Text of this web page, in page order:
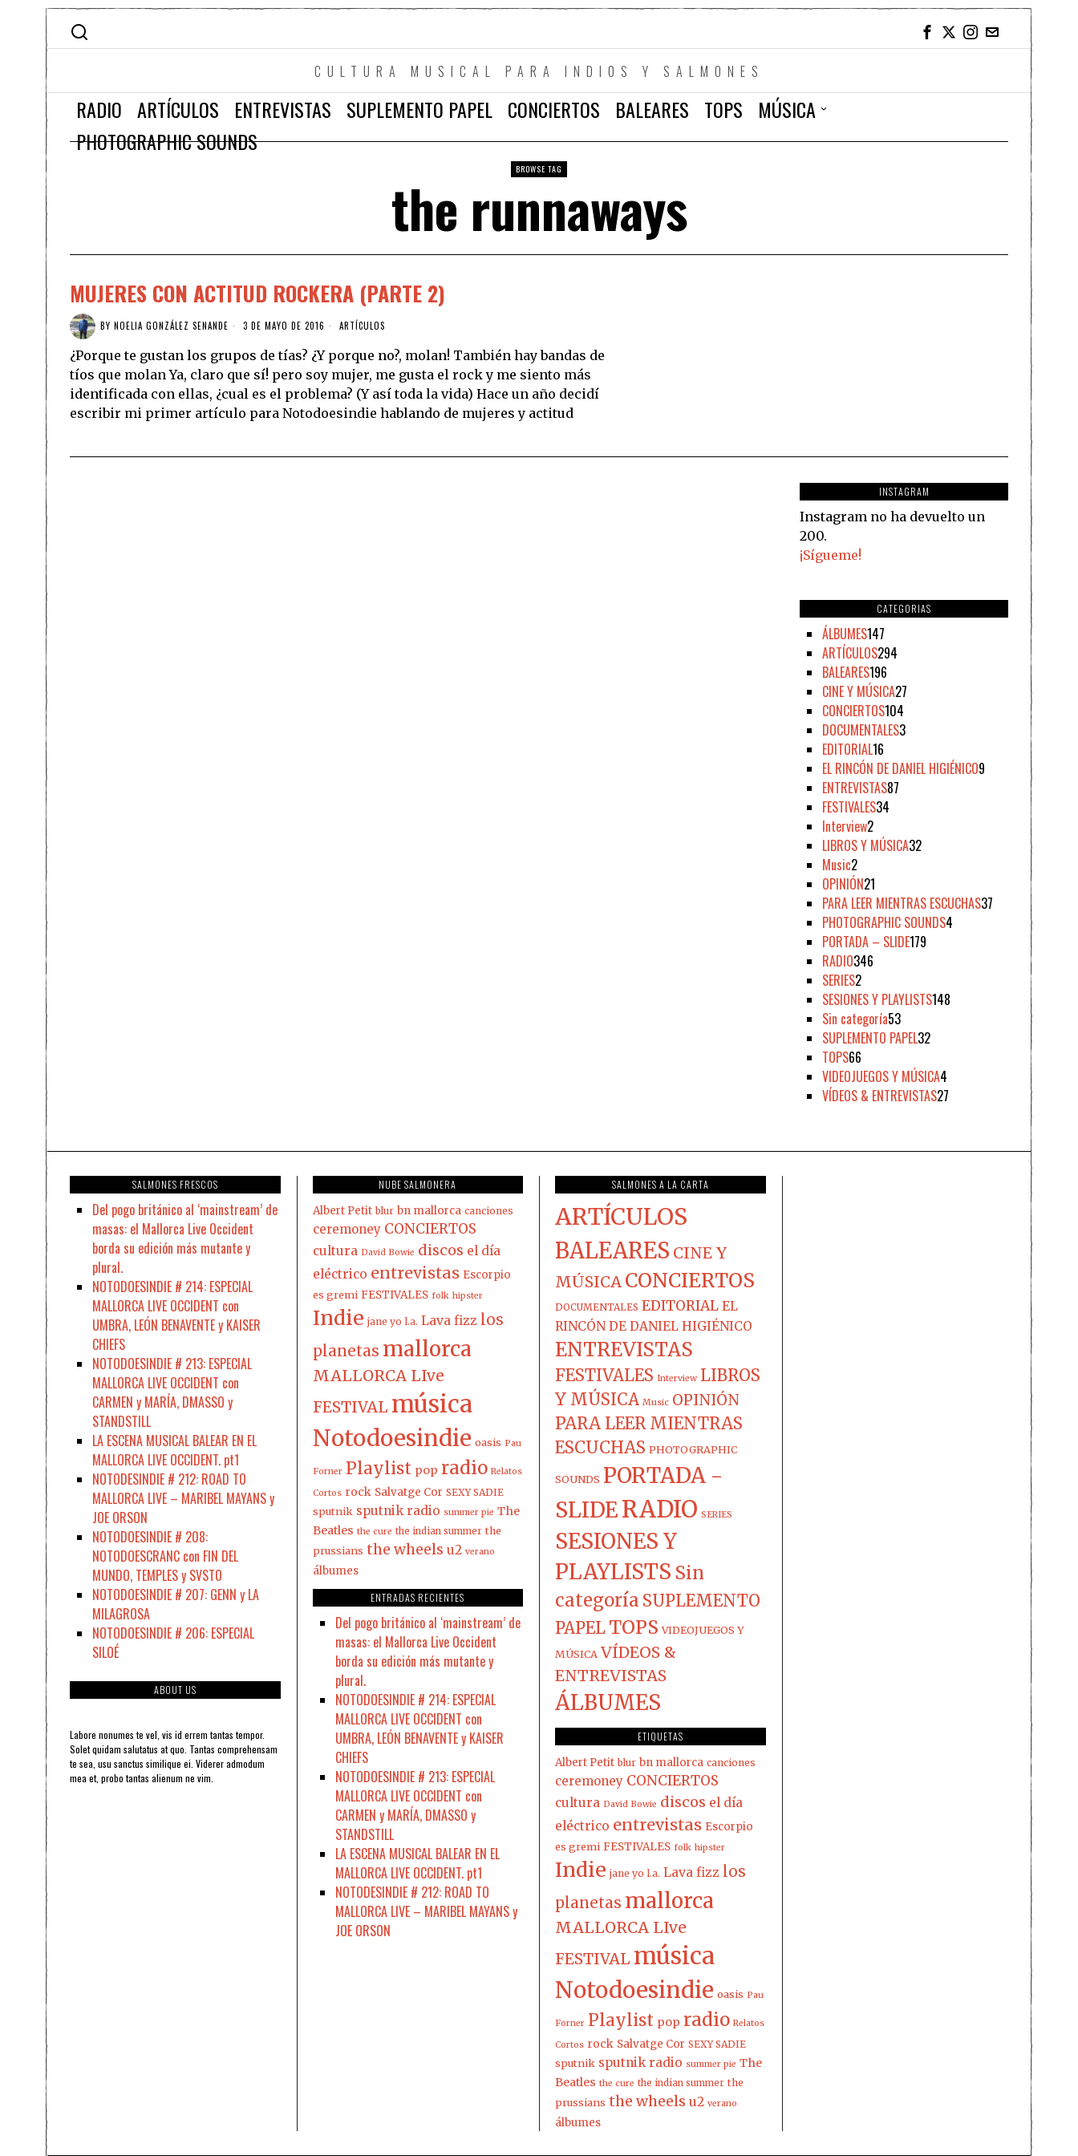
CULTURA MUSICAL PARA INDIOS Y SALMONES
RADIO ARTÍCULOS ENTREVISTAS SUPLEMENTO PAPEL CONCIERTOS BALEARES TOPS
MÚSICA
PHOTOGRAPHIC SOUNDS
BROWSE TAG
the runnaways
MUJERES CON ACTITUD ROCKERA (PARTE 2)
BY NOELIA GONZÁLEZ SENANDE 3 DE MAYO DE 2016 ARTÍCULOS
¿Porque te gustan los grupos de tías? ¿Y porque no?, molan! También hay bandas de
tíos que molan Ya, claro que sí! pero soy mujer, me gusta el rock y me siento más
identificada con ellas, ¿cual es el problema? (Y así toda la vida) Hace un año decidí
escribir mi primer artículo para Notodoesindie hablando de mujeres y actitud
INSTAGRAM
Instagram no ha devuelto un
200.
¡Sígueme!
CATEGORIAS
ÁLBUMES147
ARTÍCULOS294
BALEARES196
CINE Y MÚSICA27
CONCIERTOS104
DOCUMENTALES3
EDITORIAL16
EL RINCÓN DE DANIEL HIGIÉNICO9
ENTREVISTAS87
FESTIVALES34
Interview2
LIBROS Y MÚSICA32
Music2
OPINIÓN21
PARA LEER MIENTRAS ESCUCHAS37
PHOTOGRAPHIC SOUNDS4
PORTADA – SLIDE179
RADIO346
SERIES2
SESIONES Y PLAYLISTS148
Sin categoría53
SUPLEMENTO PAPEL32
TOPS66
VIDEOJUEGOS Y MÚSICA4
VÍDEOS & ENTREVISTAS27
SALMONES FRESCOS
Del pogo británico al ‘mainstream’ de
masas: el Mallorca Live Occident
borda su edición más mutante y
plural.
NOTODOESINDIE # 214: ESPECIAL
MALLORCA LIVE OCCIDENT con
UMBRA, LEÓN BENAVENTE y KAISER
CHIEFS
NOTODOESINDIE # 213: ESPECIAL
MALLORCA LIVE OCCIDENT con
CARMEN y MARÍA, DMASSO y
STANDSTILL
LA ESCENA MUSICAL BALEAR EN EL
MALLORCA LIVE OCCIDENT. pt1
NOTODESINDIE # 212: ROAD TO
MALLORCA LIVE – MARIBEL MAYANS y
JOE ORSON
NOTODOESINDIE # 208:
NOTODOESCRANC con FIN DEL
MUNDO, TEMPLES y SVSTO
NOTODOESINDIE # 207: GENN y LA
MILAGROSA
NOTODOESINDIE # 206: ESPECIAL
SILOÉ
ABOUT US
Labore nonumes te vel, vis id errem tantas tempor.
Solet quidam salutatus at quo. Tantas comprehensam
te sea, usu sanctus similique ei. Viderer admodum
mea et, probo tantas alienum ne vim.
NUBE SALMONERA
Albert Petit blur bn mallorca canciones
ceremoney CONCIERTOS
cultura David Bowie discos el día
eléctrico entrevistas Escorpio
es gremi FESTIVALES folk hipster
Indie jane yo l.a. Lava fizz los
planetas mallorca
MALLORCA LIve
FESTIVAL música
Notodoesindie oasis Pau
Forner Playlist pop radio Relatos
Cortos rock Salvatge Cor SEXY SADIE
sputnik sputnik radio summer pie The
Beatles the cure the indian summer the
prussians the wheels u2 verano
álbumes
ENTRADAS RECIENTES
Del pogo británico al ‘mainstream’ de
masas: el Mallorca Live Occident
borda su edición más mutante y
plural.
NOTODOESINDIE # 214: ESPECIAL
MALLORCA LIVE OCCIDENT con
UMBRA, LEÓN BENAVENTE y KAISER
CHIEFS
NOTODOESINDIE # 213: ESPECIAL
MALLORCA LIVE OCCIDENT con
CARMEN y MARÍA, DMASSO y
STANDSTILL
LA ESCENA MUSICAL BALEAR EN EL
MALLORCA LIVE OCCIDENT. pt1
NOTODESINDIE # 212: ROAD TO
MALLORCA LIVE – MARIBEL MAYANS y
JOE ORSON
SALMONES A LA CARTA
ARTÍCULOS
BALEARES CINE Y
MÚSICA CONCIERTOS
DOCUMENTALES EDITORIAL EL
RINCÓN DE DANIEL HIGIÉNICO
ENTREVISTAS
FESTIVALES Interview LIBROS
Y MÚSICA Music OPINIÓN
PARA LEER MIENTRAS
ESCUCHAS PHOTOGRAPHIC
SOUNDS PORTADA -
SLIDERADIO SERIES
SESIONES Y
PLAYLISTS Sin
categoría SUPLEMENTO
PAPEL TOPS VIDEOJUEGOS Y
MÚSICA VÍDEOS &
ENTREVISTAS
ÁLBUMES
ETIQUETAS
Albert Petit blur bn mallorca canciones
ceremoney CONCIERTOS
cultura David Bowie discos el día
eléctrico entrevistas Escorpio
es gremi FESTIVALES folk hipster
Indie jane yo l.a. Lava fizz los
planetas mallorca
MALLORCA LIve
FESTIVAL música
Notodoesindie oasis Pau
Forner Playlist pop radio Relatos
Cortos rock Salvatge Cor SEXY SADIE
sputnik sputnik radio summer pie The
Beatles the cure the indian summer the
prussians the wheels u2 verano
álbumes